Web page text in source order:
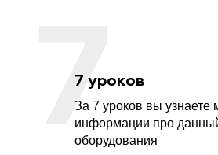
7 уроков
За 7 уроков вы узнаете
информации про
оборудования